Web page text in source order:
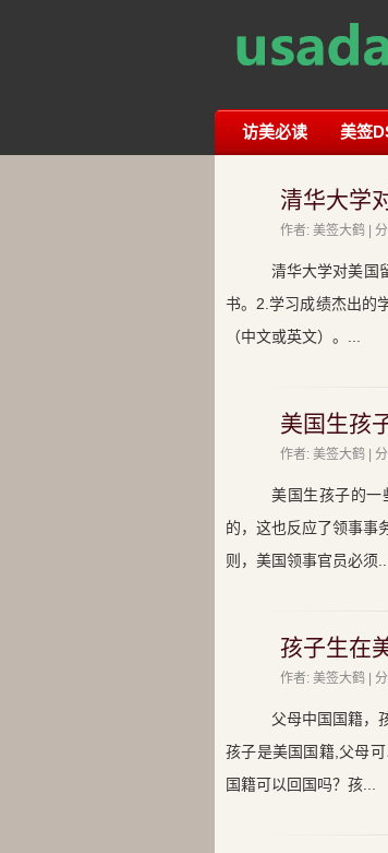
访美必读 美签
清华大学
作者: 美签大鹤 |
清华大学对美国
书。2.学习成绩杰出的
（中文或英文）。...
美国生孩
作者: 美签大鹤 |
美国生孩子的一
的，这也反应了领事事
则，美国领事官员必须...
孩子生在
作者: 美签大鹤 |
父母中国国籍，
孩子是美国国籍,父母
国籍可以回国吗？孩...